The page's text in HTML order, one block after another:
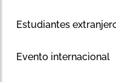
Estudiantes
Evento internacional